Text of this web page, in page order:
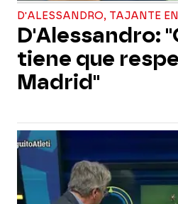
D'ALESSANDRO, TAJANTE
D'Alessandro:
tiene que
Madrid"